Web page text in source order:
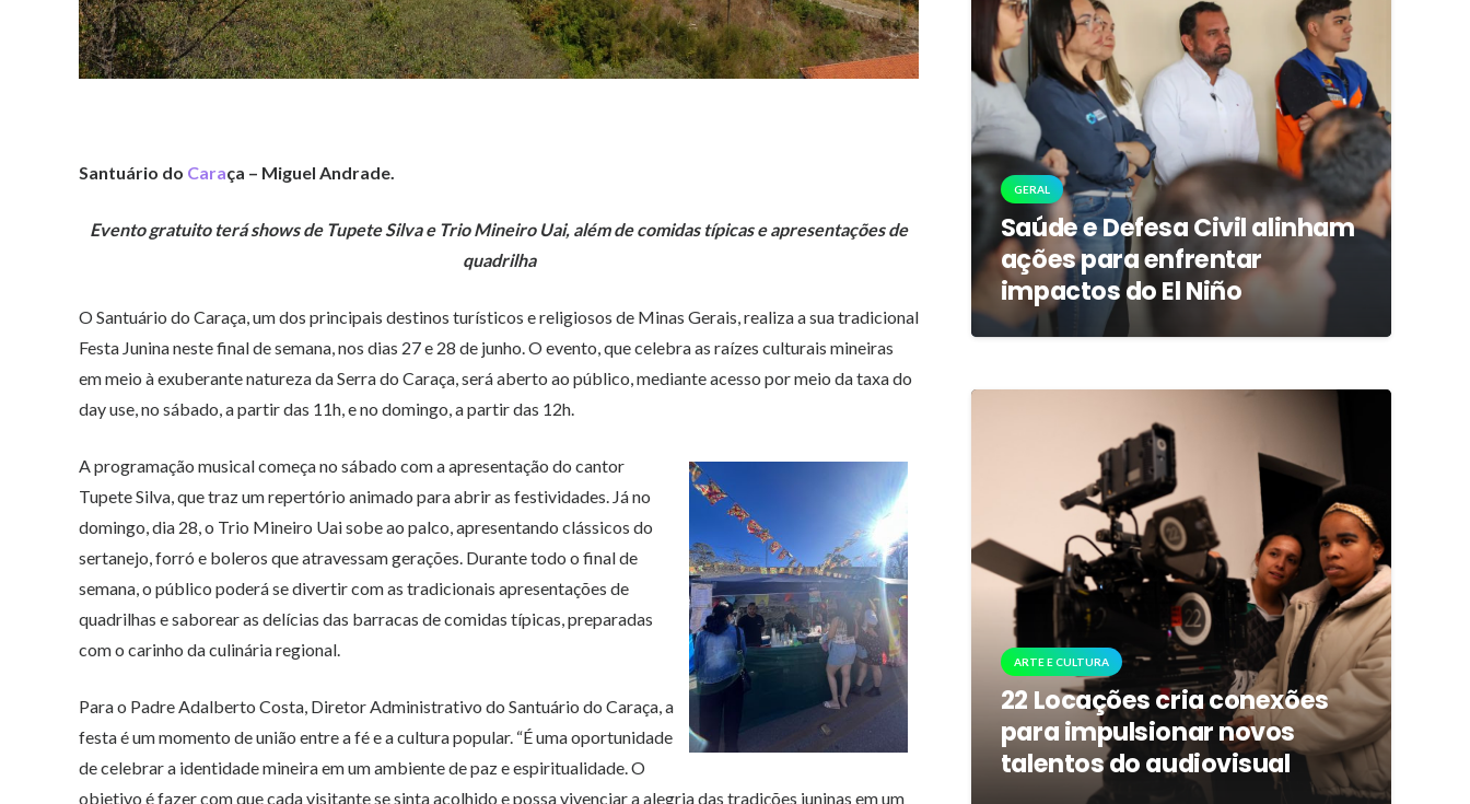
Santuário do Caraça – Miguel Andrade.
Evento gratuito terá shows de Tupete Silva e Trio Mineiro Uai, além de comidas típicas e apresentações de
quadrilha
O Santuário do Caraça, um dos principais destinos turísticos e religiosos de Minas Gerais, realiza a sua tradicional
Festa Junina neste final de semana, nos dias 27 e 28 de junho. O evento, que celebra as raízes culturais mineiras
em meio à exuberante natureza da Serra do Caraça, será aberto ao público, mediante acesso por meio da taxa do
day use, no sábado, a partir das 11h, e no domingo, a partir das 12h.
A programação musical começa no sábado com a apresentação do cantor
Tupete Silva, que traz um repertório animado para abrir as festividades. Já no
domingo, dia 28, o Trio Mineiro Uai sobe ao palco, apresentando clássicos do
sertanejo, forró e boleros que atravessam gerações. Durante todo o final de
semana, o público poderá se divertir com as tradicionais apresentações de
quadrilhas e saborear as delícias das barracas de comidas típicas, preparadas
com o carinho da culinária regional.
Para o Padre Adalberto Costa, Diretor Administrativo do Santuário do Caraça, a
festa é um momento de união entre a fé e a cultura popular. “É uma oportunidade
de celebrar a identidade mineira em um ambiente de paz e espiritualidade. O
objetivo é fazer com que cada visitante se sinta acolhido e possa vivenciar a alegria das tradições juninas em um
GERAL
Saúde e Defesa Civil alinham
ações para enfrentar
impactos do El Niño
ARTE E CULTURA
22 Locações cria conexões
para impulsionar novos
talentos do audiovisual